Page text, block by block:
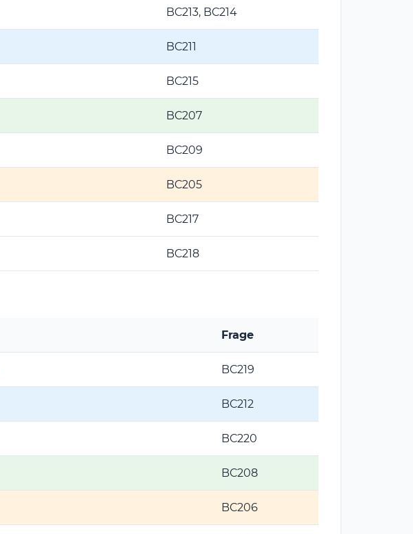
BC213, BC214
BC211
BC215
BC207
BC209
BC205
BC217
BC218
Frage
BC219
BC212
BC220
BC208
BC206